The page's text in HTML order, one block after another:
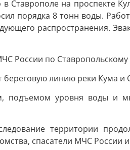
на проспекте
порядка 8 тонн воды.
распространения.
России по
линию реки Кума и
подъемом уровня воды и
территории
спасатели МЧС